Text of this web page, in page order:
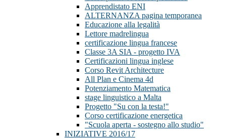
Apprendistato ENI
ALTERNANZA pagina temporanea
Educazione alla legalità
Lettore madrelingua
certificazione lingua francese
Classe 3A SIA - progetto IVA
Certificazioni lingua inglese
Corso Revit Architecture
All Plan e Cinema 4d
Potenziamento Matematica
stage linguistico a Malta
Progetto "Su con la testa!"
Corso certificazione energetica
"Scuola aperta - sostegno allo studio"
INIZIATIVE 2016/17